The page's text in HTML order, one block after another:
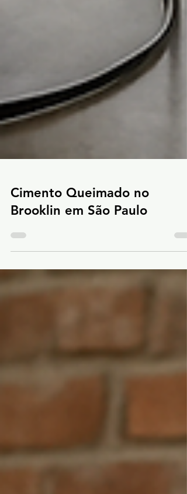
Cimento Queimado no
Brooklin em São Paulo